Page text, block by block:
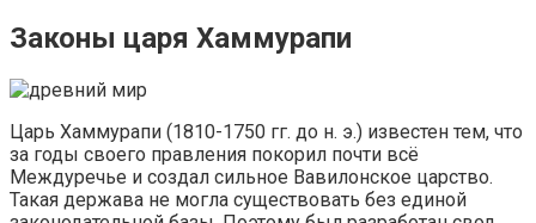
Законы царя Хаммурапи
Царь Хаммурапи (1810-1750 гг. до н. э.) известен тем, что
за годы своего правления покорил почти всё
Междуречье и создал сильное Вавилонское царство.
Такая держава не могла существовать без единой